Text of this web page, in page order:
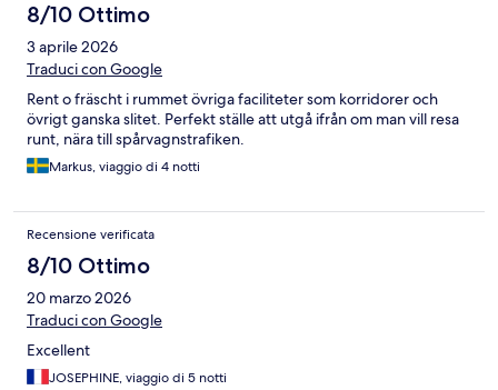
8/10 Ottimo
3 aprile 2026
Traduci con Google
Rent o fräscht i rummet övriga faciliteter som korridorer och
övrigt ganska slitet. Perfekt ställe att utgå ifrån om man vill resa
runt, nära till spårvagnstrafiken.
Markus, viaggio di 4 notti
Recensione verificata
8/10 Ottimo
20 marzo 2026
Traduci con Google
Excellent
JOSEPHINE, viaggio di 5 notti